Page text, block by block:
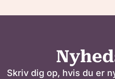
Skriv dig op, hvis du er